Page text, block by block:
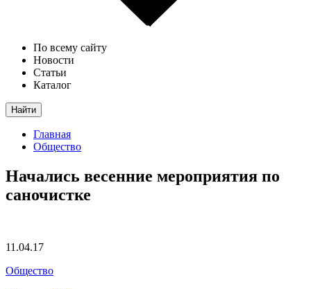
По всему сайту
Новости
Статьи
Каталог
Найти
Главная
Общество
Начались весенние мероприятия по
саночистке
11.04.17
Общество